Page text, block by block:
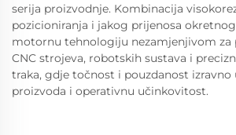
serija proizvodnje. Kombinacija
pozicioniranja i jakog prijenosa
motornu tehnologiju nezamjenjivom za
CNC strojeva, robotskih sustava i
traka, gdje točnost i pouzdanost
proizvoda i operativnu učinkovitost.